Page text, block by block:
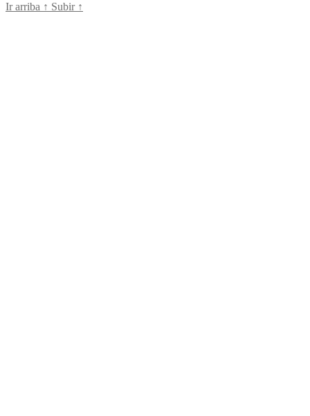
Ir arriba ↑ Subir ↑